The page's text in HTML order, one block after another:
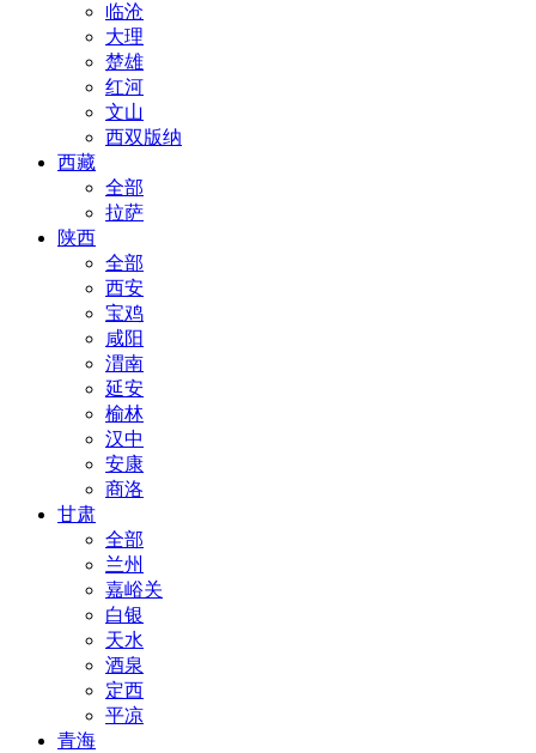
临沧
大理
楚雄
红河
文山
西双版纳
西藏
全部
拉萨
陕西
全部
西安
宝鸡
咸阳
渭南
延安
榆林
汉中
安康
商洛
甘肃
全部
兰州
嘉峪关
白银
天水
酒泉
定西
平凉
青海